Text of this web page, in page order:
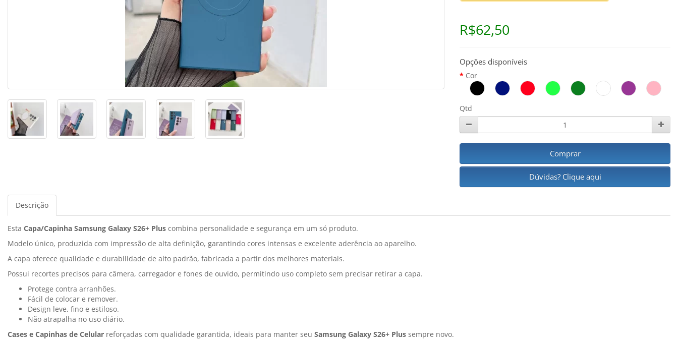
R$62,50
Opções disponíveis
Cor
Qtd
Comprar
Dúvidas? Clique aqui
Descrição
Esta Capa/Capinha Samsung Galaxy S26+ Plus combina personalidade e segurança em um só produto.
Modelo único, produzida com impressão de alta definição, garantindo cores intensas e excelente aderência ao aparelho.
A capa oferece qualidade e durabilidade de alto padrão, fabricada a partir dos melhores materiais.
Possui recortes precisos para câmera, carregador e fones de ouvido, permitindo uso completo sem precisar retirar a capa.
Protege contra arranhões.
Fácil de colocar e remover.
Design leve, fino e estiloso.
Não atrapalha no uso diário.
Cases e Capinhas de Celular reforçadas com qualidade garantida, ideais para manter seu Samsung Galaxy S26+ Plus sempre novo.